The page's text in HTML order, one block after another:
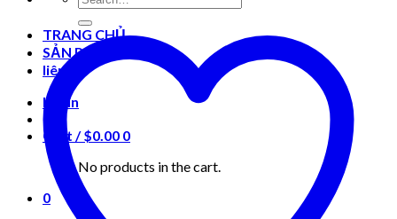
for:
TRANG CHỦ
SẢN PHẨM
liên hệ
Login
Cart /$0.00 0
No products in the cart.
0